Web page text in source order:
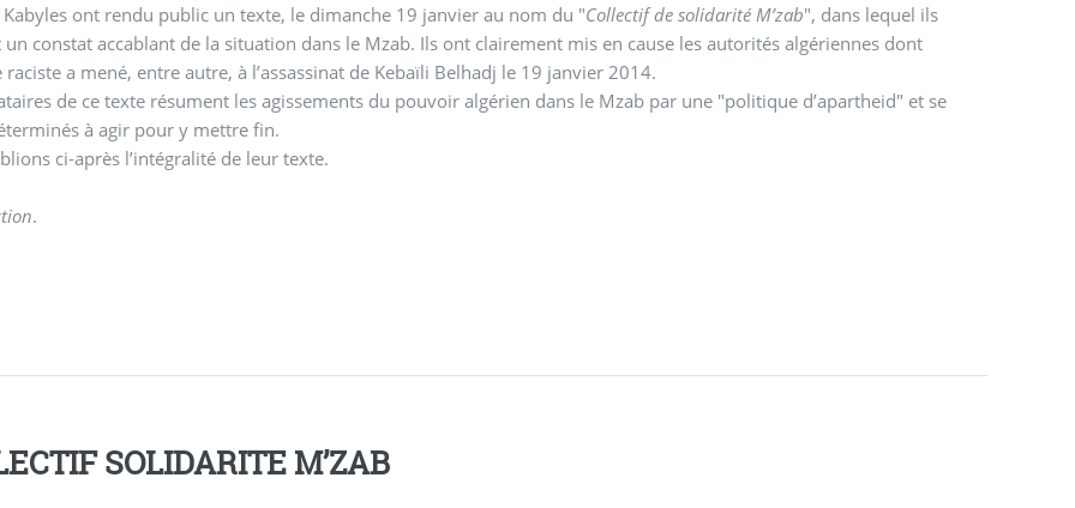
ont rendu public un texte, le dimanche 19 janvier au nom du "Collectif de solidarité M’zab", dans lequel ils
un constat accablant de la situation dans le Mzab. Ils ont clairement mis en cause les autorités algériennes dont
raciste a mené, entre autre, à l’assassinat de Kebaïli Belhadj le 19 janvier 2014.
de ce texte résument les agissements du pouvoir algérien dans le Mzab par une "politique d’apartheid" et se
à agir pour y mettre fin.
ci-après l’intégralité de leur texte.
.
SOLIDARITE M’ZAB